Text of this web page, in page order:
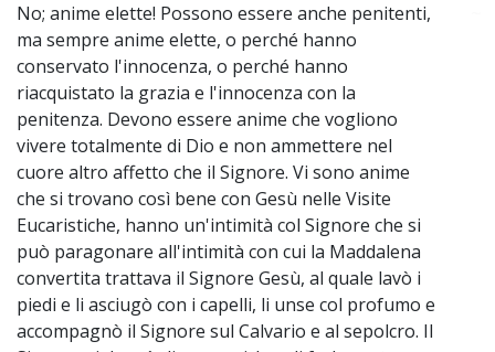
No; anime elette! Possono essere anche penitenti,
ma sempre anime elette, o perché hanno
conservato l'innocenza, o perché hanno
riacquistato la grazia e l'innocenza con la
penitenza. Devono essere anime che vogliono
vivere totalmente di Dio e non ammettere nel
cuore altro affetto che il Signore. Vi sono anime
che si trovano così bene con Gesù nelle Visite
Eucaristiche, hanno un'intimità col Signore che si
può paragonare all'intimità con cui la Maddalena
convertita trattava il Signore Gesù, al quale lavò i
piedi e li asciugò con i capelli, li unse col profumo e
accompagnò il Signore sul Calvario e al sepolcro. Il